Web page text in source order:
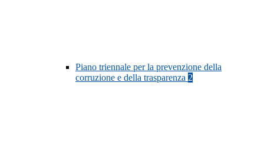
Piano triennale per la prevenzione della
corruzione e della trasparenza 2